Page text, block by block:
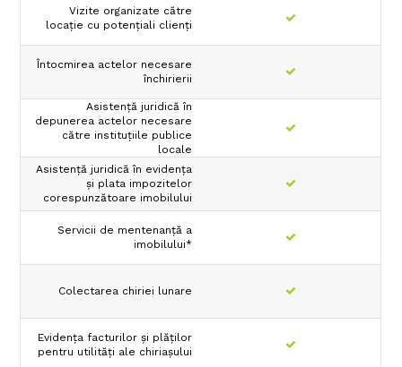
Vizite organizate către
locaţie cu potenţiali clienţi
Întocmirea actelor necesare
închirierii
Asistenţă juridică în
depunerea actelor necesare
către instituţiile publice
locale
Asistenţă juridică în evidenţa
şi plata impozitelor
corespunzătoare imobilului
Servicii de mentenanţă a
imobilului*
Colectarea chiriei lunare
Evidenţa facturilor şi plăţilor
pentru utilităţi ale chiriaşului